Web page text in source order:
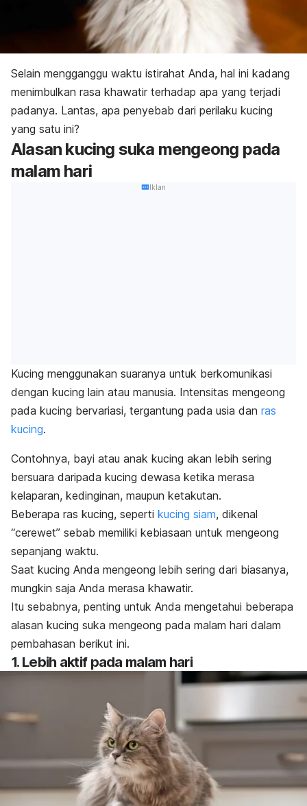
Selain mengganggu waktu istirahat Anda, hal ini kadang
menimbulkan rasa khawatir terhadap apa yang terjadi
padanya. Lantas, apa penyebab dari perilaku kucing
yang satu ini?
Alasan kucing suka mengeong pada
malam hari
Iklan
Kucing menggunakan suaranya untuk berkomunikasi
dengan kucing lain atau manusia. Intensitas mengeong
pada kucing bervariasi, tergantung pada usia dan ras
kucing.
Contohnya, bayi atau anak kucing akan lebih sering
bersuara daripada kucing dewasa ketika merasa
kelaparan, kedinginan, maupun ketakutan.
Beberapa ras kucing, seperti kucing siam, dikenal
“cerewet” sebab memiliki kebiasaan untuk mengeong
sepanjang waktu.
Saat kucing Anda mengeong lebih sering dari biasanya,
mungkin saja Anda merasa khawatir.
Itu sebabnya, penting untuk Anda mengetahui beberapa
alasan kucing suka mengeong pada malam hari dalam
pembahasan berikut ini.
1. Lebih aktif pada malam hari